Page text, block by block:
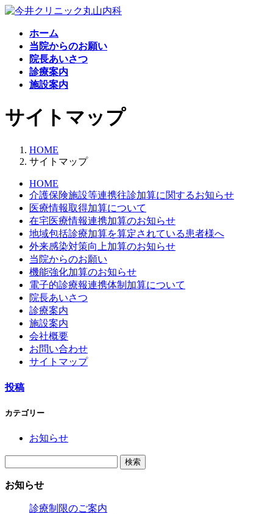
コ
ッ
プ
ナ
移
動
ホーム
当院からのお願い
院長あいさつ
診療案内
施設案内
サイトマップ
HOME
サイトマップ
HOME
介護保険施設等連携往診加算に関するお知らせ
医療情報取得加算について
在宅医療情報連携加算のお知らせ
地域包括診療加算を算定されている患者様へ
外来感染対策向上加算のお知らせ
当院からのお願い
機能強化加算のお知らせ
電子的診療報連携体制加算について
院長あいさつ
診療案内
施設案内
会社概要
お問い合わせ
サイトマップ
投稿
カテゴリー
お知らせ
お知らせ
診療制限のご案内